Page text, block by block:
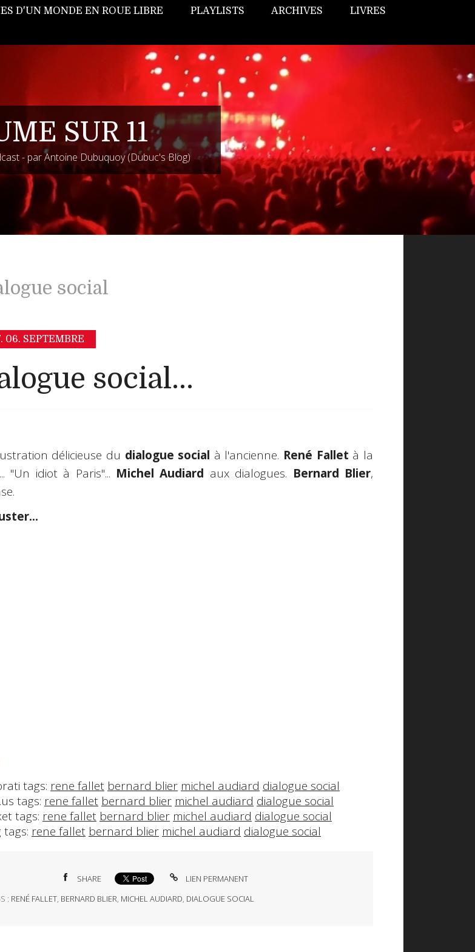
D'UN MONDE EN ROUE LIBRE PLAYLISTS ARCHIVES LIVRES
SUR 11
- par Antoine Dubuquoy (Dubuc's Blog)
social
06. SEPTEMBRE
social...
délicieuse du dialogue social à l'ancienne. René Fallet à la
"Un idiot à Paris"... Michel Audiard aux dialogues. Bernard Blier,
tags: rene fallet bernard blier michel audiard dialogue social
tags: rene fallet bernard blier michel audiard dialogue social
tags: rene fallet bernard blier michel audiard dialogue social
tags: rene fallet bernard blier michel audiard dialogue social
SHARE
LIEN PERMANENT
: RENÉ FALLET, BERNARD BLIER, MICHEL AUDIARD, DIALOGUE SOCIAL